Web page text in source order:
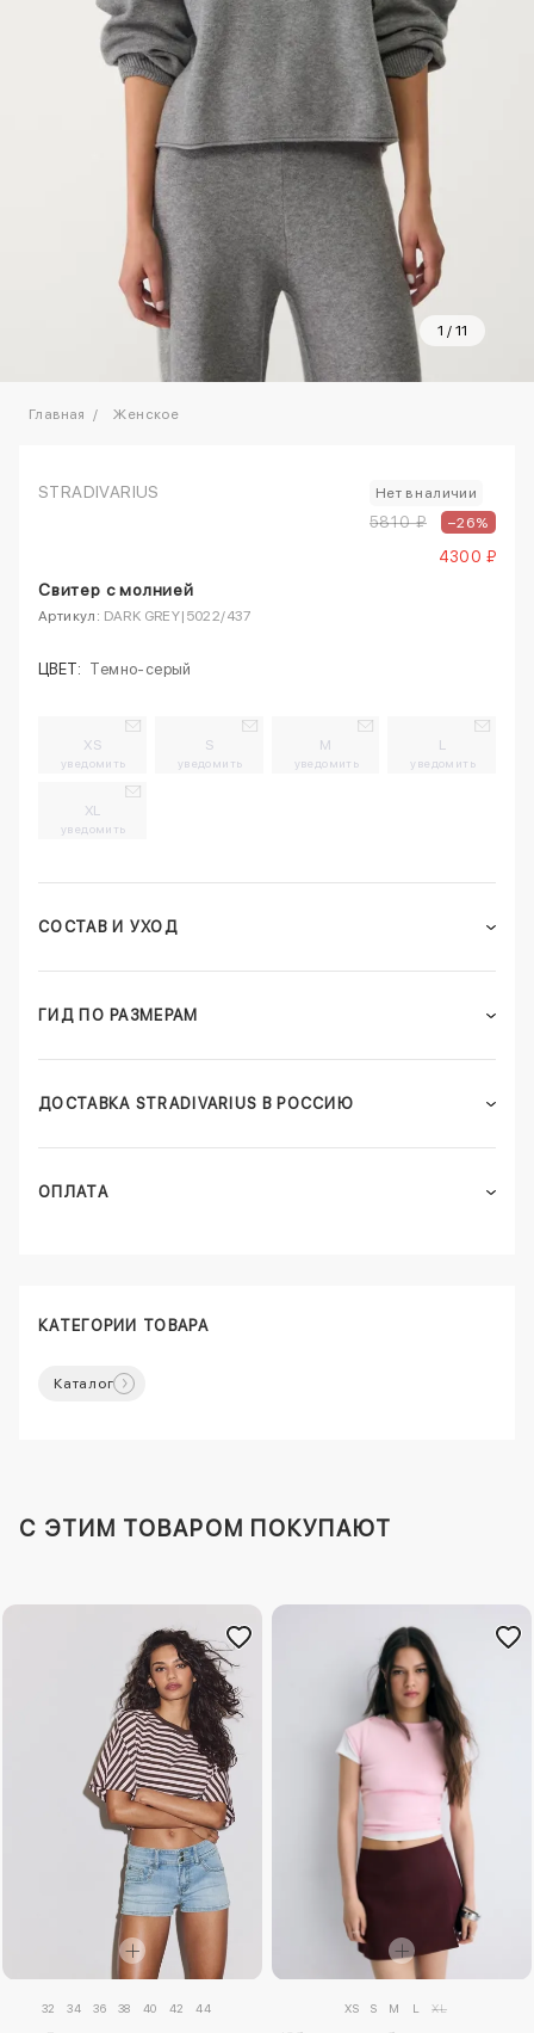
1 / 11
Главная Женское
STRADIVARIUS Нет в наличии
5810 ₽ –26%
4300 ₽
Свитер с молнией
Артикул: DARK GREY|5022/437
ЦВЕТ: Темно-серый
XS
уведомить
S
уведомить
M
уведомить
L
уведомить
XL
уведомить
СОСТАВ И УХОД
ГИД ПО РАЗМЕРАМ
ДОСТАВКА STRADIVARIUS В РОССИЮ
ОПЛАТА
КАТЕГОРИИ ТОВАРА
Каталог
C ЭТИМ ТОВАРОМ ПОКУПАЮТ
32 34 36 38 40 42 44 XS S M L XL